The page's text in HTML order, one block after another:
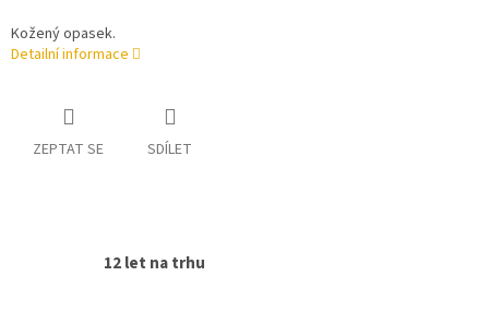
Kožený opasek.
Detailní informace
ZEPTAT SE SDÍLET
12 let na trhu